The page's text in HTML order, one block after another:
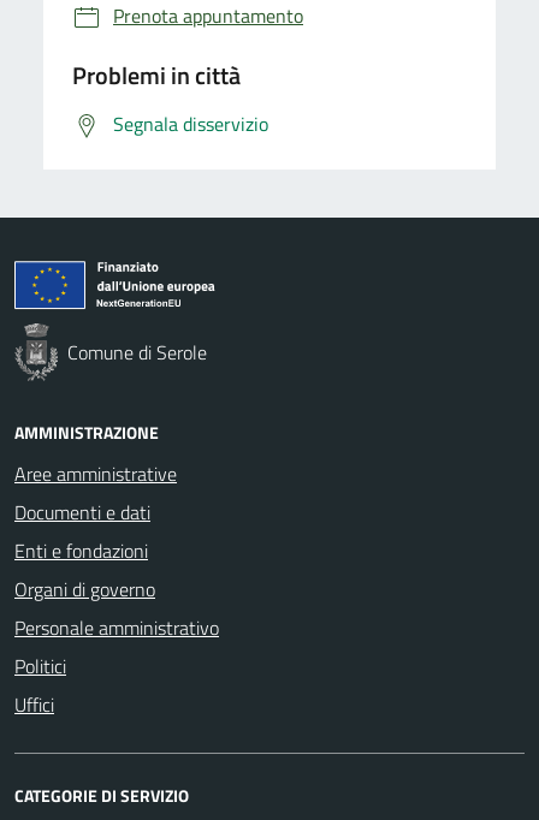
Prenota appuntamento
Problemi in città
Segnala disservizio
Comune di Serole
AMMINISTRAZIONE
Aree amministrative
Documenti e dati
Enti e fondazioni
Organi di governo
Personale amministrativo
Politici
Uffici
CATEGORIE DI SERVIZIO